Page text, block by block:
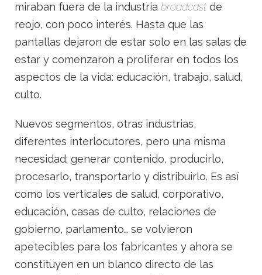
miraban fuera de la industria broadcast de
reojo, con poco interés. Hasta que las
pantallas dejaron de estar solo en las salas de
estar y comenzaron a proliferar en todos los
aspectos de la vida: educación, trabajo, salud,
culto.
Nuevos segmentos, otras industrias,
diferentes interlocutores, pero una misma
necesidad: generar contenido, producirlo,
procesarlo, transportarlo y distribuirlo. Es así
como los verticales de salud, corporativo,
educación, casas de culto, relaciones de
gobierno, parlamento… se volvieron
apetecibles para los fabricantes y ahora se
constituyen en un blanco directo de las